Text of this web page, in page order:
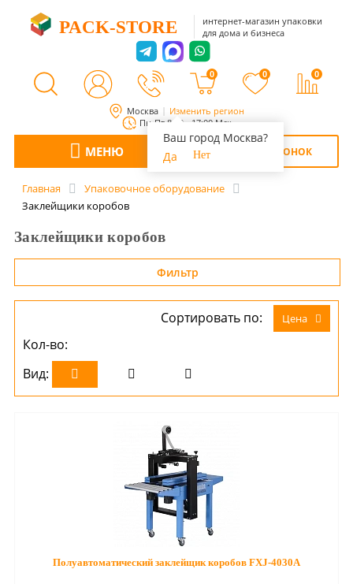
Москва Изменить регион
Ваш город Москва?
Да
Нет
Пн-Пт 8:00 - 17:00 Мск
PACK-STORE
интернет-магазин упаковки
для дома и бизнеса
0 0 0
МЕНЮ ОБРАТНЫЙ ЗВОНОК
Главная
Упаковочное оборудование
Заклейщики коробов
Заклейщики коробов
Фильтр
Сортировать по: Цена
Кол-во:
Вид:
Полуавтоматический заклейщик коробов FXJ-4030A